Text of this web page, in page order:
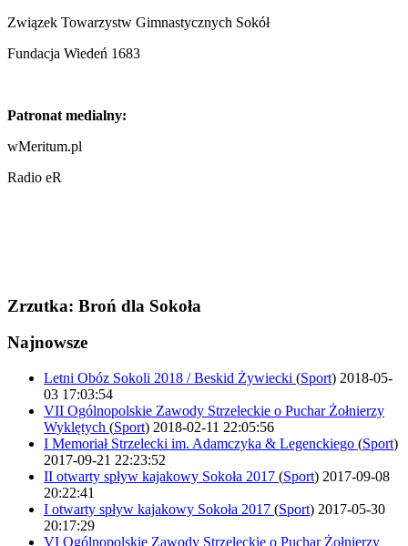
Związek Towarzystw Gimnastycznych Sokół
Fundacja Wiedeń 1683
Patronat medialny:
wMeritum.pl
Radio eR
Zrzutka: Broń dla Sokoła
Najnowsze
Letni Obóz Sokoli 2018 / Beskid Żywiecki (Sport) 2018-05-
03 17:03:54
VII Ogólnopolskie Zawody Strzeleckie o Puchar Żołnierzy
Wyklętych (Sport) 2018-02-11 22:05:56
I Memoriał Strzelecki im. Adamczyka & Legenckiego (Sport)
2017-09-21 22:23:52
II otwarty spływ kajakowy Sokoła 2017 (Sport) 2017-09-08
20:22:41
I otwarty spływ kajakowy Sokoła 2017 (Sport) 2017-05-30
20:17:29
VI Ogólnopolskie Zawody Strzeleckie o Puchar Żołnierzy